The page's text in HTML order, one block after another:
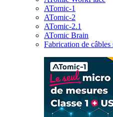
ATomic-1
ATomic-2
ATomic-2.1
ATomic Brain
Fabrication de câbles